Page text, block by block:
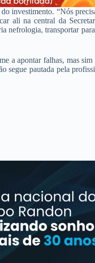
investimento. “Nós
ali na central da
nefrologia, transportar
a apontar falhas, mas
segue pautada pela